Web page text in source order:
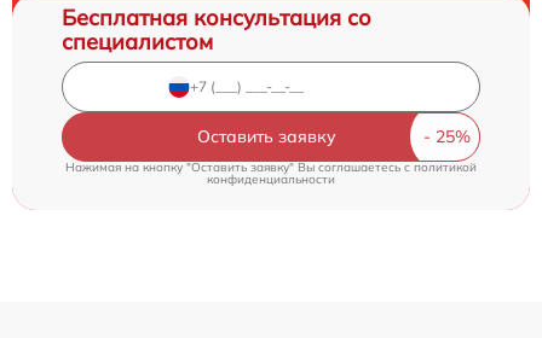
Бесплатная консультация со
специалистом
Оставить заявку
Нажимая на кнопку "Оставить заявку" Вы соглашаетесь cполитикой
конфиденциальности